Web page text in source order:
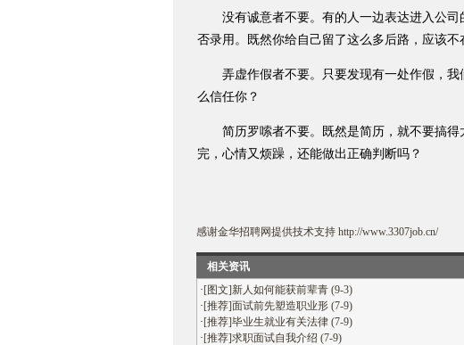
没有诚意者不要。有的人一边表达进入公司
否录用。既然你给自己留了这么多后路，应该不
弄虚作假者不要。只要发现有一处作假，我
么信任你？
简历罗嗦者不要。既然是简历，就不要搞得
完，心情又烦躁，还能做出正确判断吗？
感谢金华招聘网提供技术支持 http://www.3307job.cn/
相关资讯
·[图文]新人如何能获前辈青 (9-3)
·[推荐]面试前先塑造职业形 (7-9)
·[推荐]毕业生就业有关法律 (7-9)
·[推荐]求职面试自我介绍 (7-9)